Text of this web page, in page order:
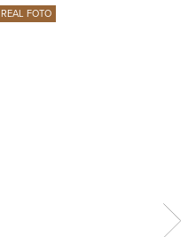
REAL FOTO